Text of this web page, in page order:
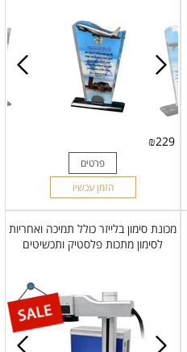
₪229
פרטים
הזמן עכשיו
מכונת סימון בלייזר כולל תמיכה ואחריות
לסימון מתכות פלסטיק ותכשיטים